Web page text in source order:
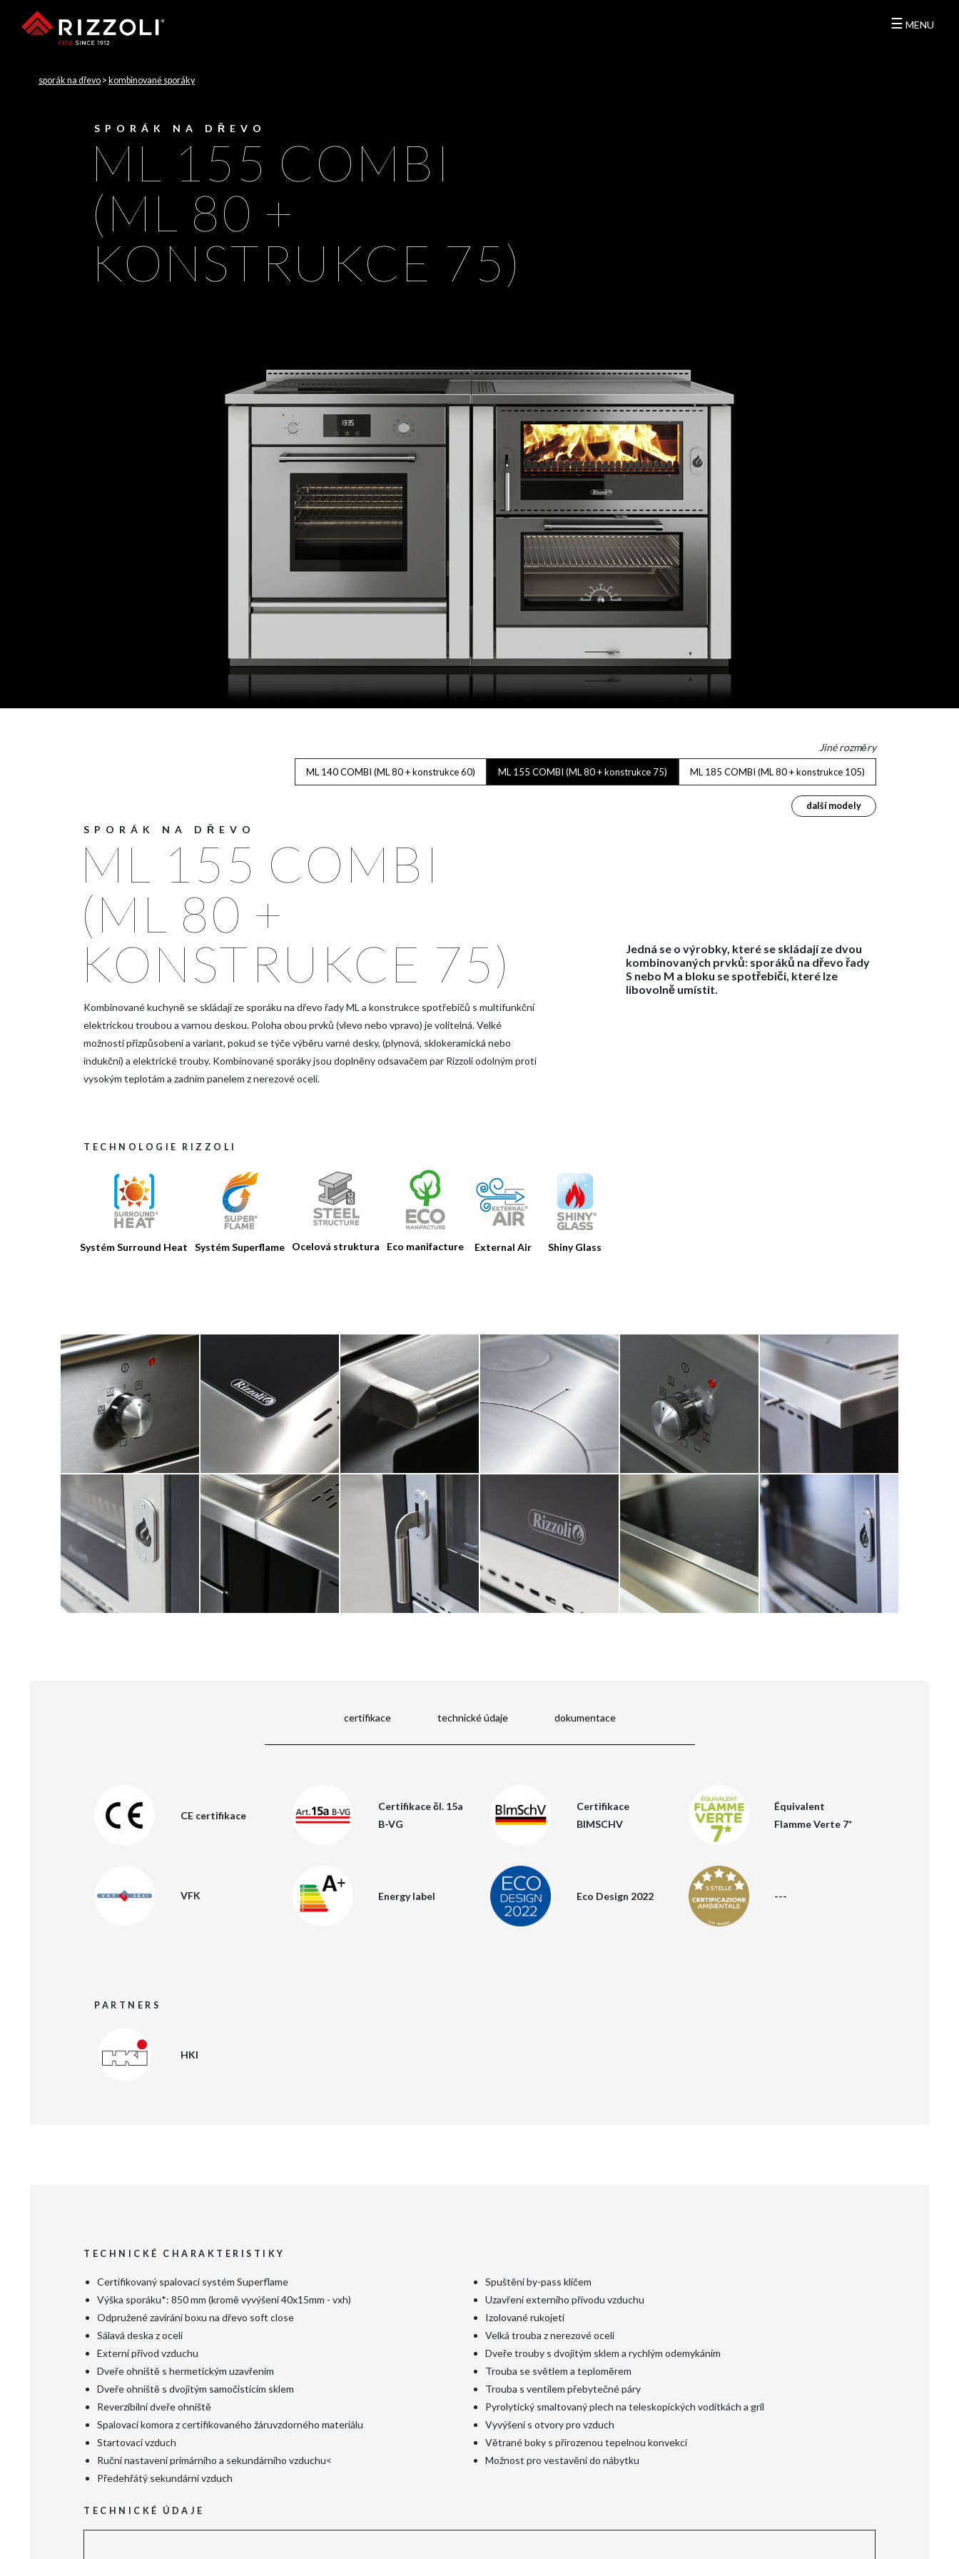
RIZZOLI
CUCINE
Síla ohně utvářená vášní
a technologií
FIRMA
VÝROBKY
KATALOGY
NÁSTROJE
NOVINKY
MEDIA
KONTAKTY
klientská sekce
☰ MENU
sporák na dřevo > kombinované sporáky
SPORÁK NA DŘEVO
ML 155 COMBI
(ML 80 +
KONSTRUKCE 75)
Jiné rozměry
ML 140 COMBI (ML 80 + konstrukce 60) ML 155 COMBI (ML 80 + konstrukce 75) ML 185 COMBI (ML 80 + konstrukce 105)
další modely
SPORÁK NA DŘEVO
ML 155 COMBI
(ML 80 +
KONSTRUKCE 75)
Kombinované kuchyně se skládají ze sporáku na dřevo řady ML a konstrukce spotřebičů s multifunkční
elektrickou troubou a varnou deskou. Poloha obou prvků (vlevo nebo vpravo) je volitelná. Velké
možnosti přizpůsobení a variant, pokud se týče výběru varné desky, (plynová, sklokeramická nebo
indukční) a elektrické trouby. Kombinované sporáky jsou doplněny odsavačem par Rizzoli odolným proti
vysokým teplotám a zadním panelem z nerezové oceli.
Jedná se o výrobky, které se skládají ze dvou
kombinovaných prvků: sporáků na dřevo řady
S nebo M a bloku se spotřebiči, které lze
libovolně umístit.
TECHNOLOGIE RIZZOLI
Systém Surround Heat Systém Superflame Ocelová struktura Eco manifacture External Air Shiny Glass
certifikace technické údaje dokumentace
CE certifikace
Certifikace čl. 15a
B-VG
Certifikace
BIMSCHV
Équivalent
Flamme Verte 7*
VFK Energy label Eco Design 2022 ---
PARTNERS
HKI
TECHNICKÉ CHARAKTERISTIKY
Certifikovaný spalovací systém Superflame
Výška sporáku*: 850 mm (kromě vyvýšení 40x15mm - vxh)
Odpružené zavírání boxu na dřevo soft close
Sálavá deska z oceli
Externí přívod vzduchu
Dveře ohniště s hermetickým uzavřením
Dveře ohniště s dvojitým samočisticím sklem
Reverzibilní dveře ohniště
Spalovací komora z certifikovaného žáruvzdorného materiálu
Startovací vzduch
Ruční nastavení primárního a sekundárního vzduchu<
Předehřátý sekundární vzduch
Spuštění by-pass klíčem
Uzavření externího přívodu vzduchu
Izolované rukojeti
Velká trouba z nerezové oceli
Dveře trouby s dvojitým sklem a rychlým odemykáním
Trouba se světlem a teploměrem
Trouba s ventilem přebytečné páry
Pyrolytický smaltovaný plech na teleskopických vodítkách a gril
Vyvýšení s otvory pro vzduch
Větrané boky s přirozenou tepelnou konvekcí
Možnost pro vestavění do nábytku
TECHNICKÉ ÚDAJE